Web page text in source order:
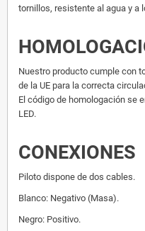
tornillos, resistente al agua y a
Nuestro producto cumple con
de la UE para la correcta
El código de homologación se
LED.
CONEXIONES
Piloto dispone de dos cables.
Blanco: Negativo (Masa).
Negro: Positivo.